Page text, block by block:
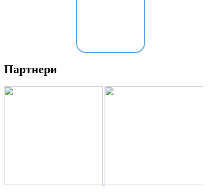
Партнери